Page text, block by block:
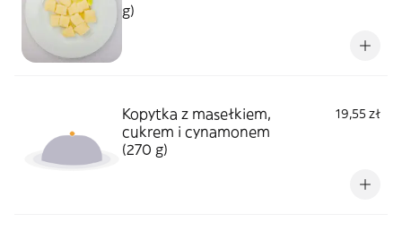
g)
Kopytka z masełkiem,
cukrem i cynamonem
(270 g)
19,55 zł